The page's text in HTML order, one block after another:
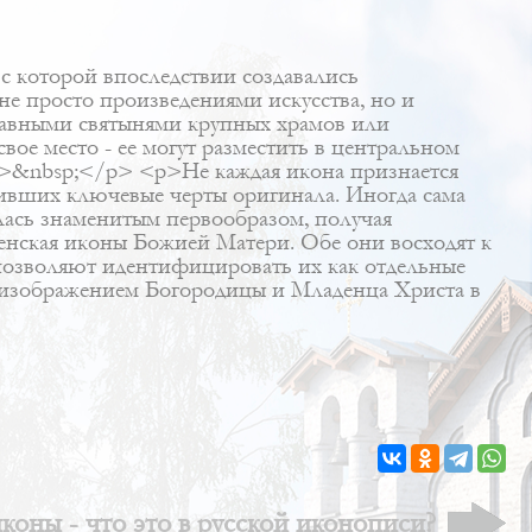
впоследствии создавались
просто произведениями искусства, но и
святынями крупных храмов или
место - ее могут разместить в центральном
p> <p>Не каждая икона признается
ключевые черты оригинала. Иногда сама
знаменитым первообразом, получая
иконы Божией Матери. Обе они восходят к
идентифицировать их как отдельные
Богородицы и Младенца Христа в
- что это в русской иконописи?